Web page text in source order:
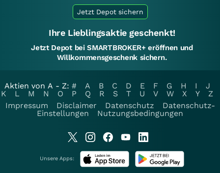
Jetzt Depot sichern
Ihre Lieblingsaktie geschenkt!
Jetzt Depot bei SMARTBROKER+ eröffnen und
Willkommensgeschenk sichern.
Aktien von A - Z: # A B C D E F G H I
J
K
L M N O P Q R S T U V W X Y
Z
Impressum
Disclaimer Datenschutz
Datenschutz-
Einstellungen
Nutzungsbedingungen
Unsere Apps: